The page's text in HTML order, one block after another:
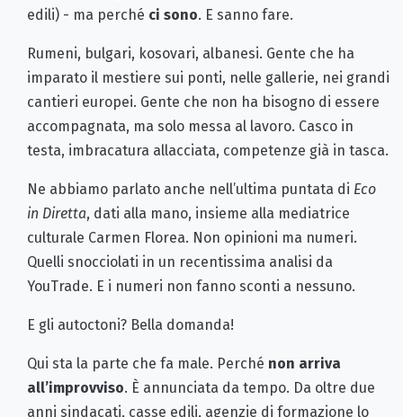
edili) - ma perché ci sono. E sanno fare.
Rumeni, bulgari, kosovari, albanesi. Gente che ha
imparato il mestiere sui ponti, nelle gallerie, nei grandi
cantieri europei. Gente che non ha bisogno di essere
accompagnata, ma solo messa al lavoro. Casco in
testa, imbracatura allacciata, competenze già in tasca.
Ne abbiamo parlato anche nell’ultima puntata di Eco
in Diretta, dati alla mano, insieme alla mediatrice
culturale Carmen Florea. Non opinioni ma numeri.
Quelli snocciolati in un recentissima analisi da
YouTrade. E i numeri non fanno sconti a nessuno.
E gli autoctoni? Bella domanda!
Qui sta la parte che fa male. Perché non arriva
all’improvviso. È annunciata da tempo. Da oltre due
anni sindacati, casse edili, agenzie di formazione lo